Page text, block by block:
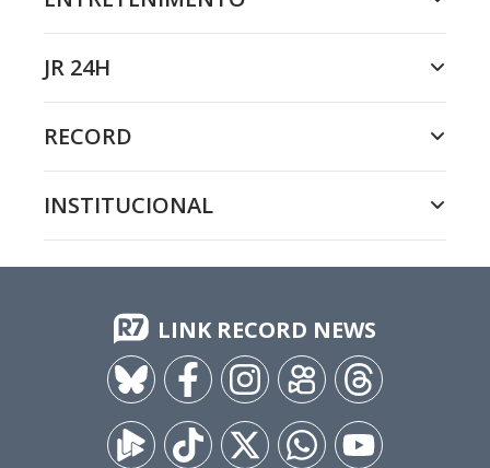
JR 24H
RECORD
INSTITUCIONAL
LINK RECORD NEWS